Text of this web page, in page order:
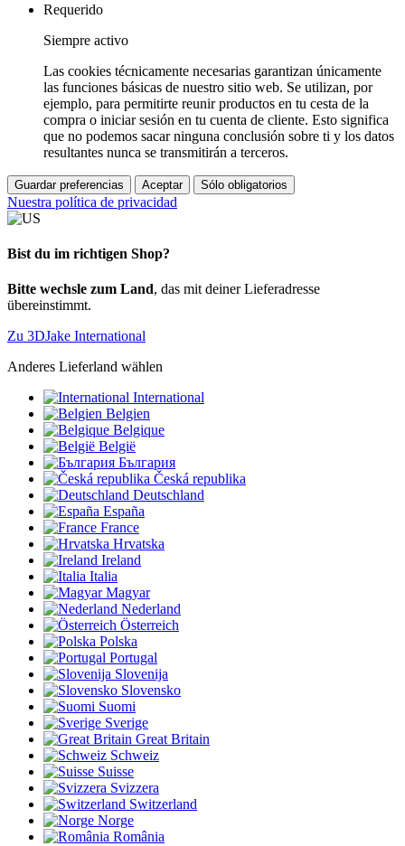
Requerido
Siempre activo
Las cookies técnicamente necesarias garantizan únicamente
las funciones básicas de nuestro sitio web. Se utilizan, por
ejemplo, para permitirte reunir productos en tu cesta de la
compra o iniciar sesión en tu cuenta de cliente. Esto significa
que no podemos sacar ninguna conclusión sobre ti y los datos
resultantes nunca se transmitirán a terceros.
Guardar preferencias Aceptar Sólo obligatorios
Nuestra política de privacidad
Bist du im richtigen Shop?
Bitte wechsle zum Land, das mit deiner Lieferadresse
übereinstimmt.
Zu 3DJake International
Anderes Lieferland wählen
International
Belgien
Belgique
België
България
Česká republika
Deutschland
España
France
Hrvatska
Ireland
Italia
Magyar
Nederland
Österreich
Polska
Portugal
Slovenija
Slovensko
Suomi
Sverige
Great Britain
Schweiz
Suisse
Svizzera
Switzerland
Norge
România